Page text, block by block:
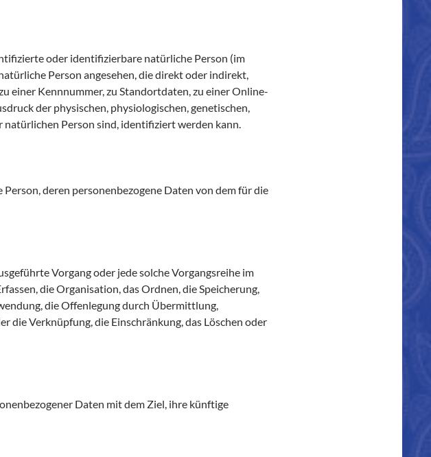
oder identifizierbare natürliche Person (im
Person angesehen, die direkt oder indirekt,
einer Kennnummer, zu Standortdaten, zu einer Online-
der physischen, physiologischen, genetischen,
Person sind, identifiziert werden kann.
deren personenbezogene Daten von dem für die
Vorgang oder jede solche Vorgangsreihe im
die Organisation, das Ordnen, die Speicherung,
die Offenlegung durch Übermittlung,
die Verknüpfung, die Einschränkung, das Löschen oder
Daten mit dem Ziel, ihre künftige